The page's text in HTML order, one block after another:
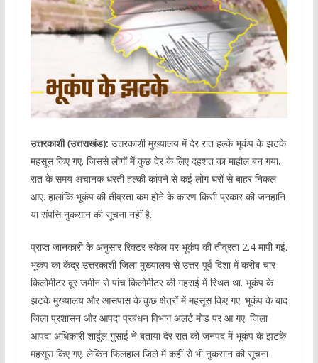
उत्तरकाशी (उत्तराखंड): उत्तरकाशी मुख्यालय में देर रात हल्के भूकंप के झटके
महसूस किए गए. जिससे लोगों में कुछ देर के लिए दहशत का माहौल बन गया.
रात के समय अचानक धरती हल्की कांपने से कई लोग घरों से बाहर निकल
आए. हालांकि भूकंप की तीव्रता कम होने के कारण किसी प्रकार की जनहानि
या संपत्ति नुकसान की सूचना नहीं है.
प्राप्त जानकारी के अनुसार रिक्टर स्केल पर भूकंप की तीव्रता 2.4 मापी गई.
भूकंप का केंद्र उत्तरकाशी जिला मुख्यालय से उत्तर-पूर्व दिशा में करीब चार
किलोमीटर दूर जमीन से पांच किलोमीटर की गहराई में स्थित था. भूकंप के
झटके मुख्यालय और आसपास के कुछ क्षेत्रों में महसूस किए गए. भूकंप के बाद
जिला प्रशासन और आपदा प्रबंधन विभाग अलर्ट मोड पर आ गए. जिला
आपदा अधिकारी शार्दुल गुसाई ने बताया देर रात को जनपद में भूकंप के झटके
महसूस किए गए. लेकिन फिलहाल जिले में कहीं से भी नुकसान की सूचना